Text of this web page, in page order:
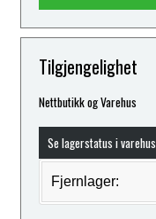
Tilgjengelighet
Nettbutikk og Varehus
Se lagerstatus i varehus
Fjernlager: